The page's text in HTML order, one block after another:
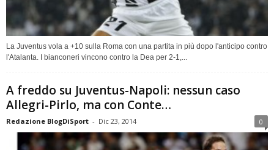
La Juventus vola a +10 sulla Roma con una partita in più dopo l'anticipo contro
l'Atalanta. I bianconeri vincono contro la Dea per 2-1,...
A freddo su Juventus-Napoli: nessun caso
Allegri-Pirlo, ma con Conte…
Redazione BlogDiSport - Dic 23, 2014 0